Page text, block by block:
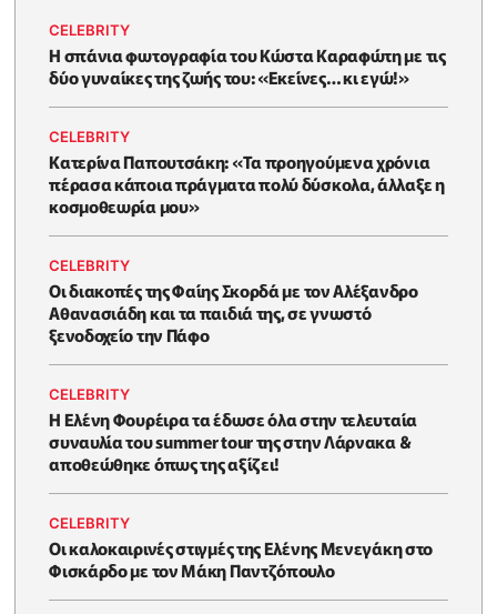
CELEBRITY
Η σπάνια φωτογραφία του Κώστα Καραφώτη με τις
δύο γυναίκες της ζωής του: «Εκείνες… κι εγώ!»
CELEBRITY
Κατερίνα Παπουτσάκη: «Τα προηγούμενα χρόνια
πέρασα κάποια πράγματα πολύ δύσκολα, άλλαξε η
κοσμοθεωρία μου»
CELEBRITY
Οι διακοπές της Φαίης Σκορδά με τον Αλέξανδρο
Αθανασιάδη και τα παιδιά της, σε γνωστό
ξενοδοχείο την Πάφο
CELEBRITY
Η Ελένη Φουρέιρα τα έδωσε όλα στην τελευταία
συναυλία του summer tour της στην Λάρνακα &
αποθεώθηκε όπως της αξίζει!
CELEBRITY
Oι καλοκαιρινές στιγμές της Ελένης Μενεγάκη στο
Φισκάρδο με τον Μάκη Παντζόπουλο